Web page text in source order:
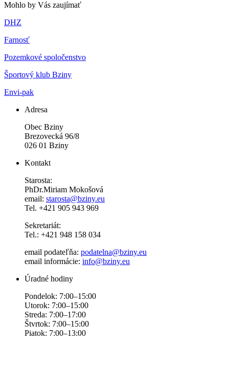
Mohlo by Vás zaujímať
DHZ
Farnosť
Pozemkové spoločenstvo
Športový klub Bziny
Envi-pak
Adresa
Obec Bziny
Brezovecká 96/8
026 01 Bziny
Kontakt
Starosta:
PhDr.Miriam Mokošová
email: starosta@bziny.eu
Tel. +421 905 943 969
Sekretariát:
Tel.: +421 948 158 034
email podateľňa: podatelna@bziny.eu
email informácie: info@bziny.eu
Úradné hodiny
Pondelok: 7:00–15:00
Utorok: 7:00–15:00
Streda: 7:00–17:00
Štvrtok: 7:00–15:00
Piatok: 7:00–13:00